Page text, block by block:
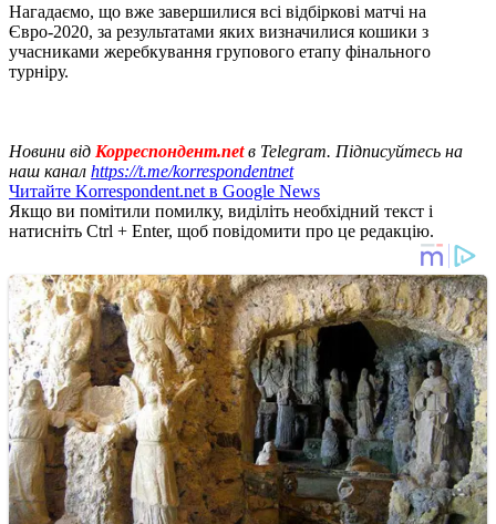
Нагадаємо, що вже завершилися всі відбіркові матчі на
Євро-2020, за результатами яких визначилися кошики з
учасниками жеребкування групового етапу фінального
турніру.
Новини від Корреспондент.netв Telegram. Підписуйтесь на
наш канал https://t.me/korrespondentnet
Читайте Korrespondent.net в Google News
Якщо ви помітили помилку, виділіть необхідний текст і
натисніть Ctrl + Enter, щоб повідомити про це редакцію.